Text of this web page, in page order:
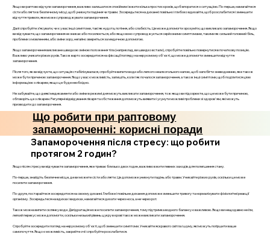
Якщо ви раптово відчули запаморочення, важливо залишатися спокійним і вжити кілька простих кроків, щоб впоратися з ситуацією. По-перше, намагайтеся
сісти або лягти в безпечному місці, щоб уникнути падіння чи травм. Зосередьтеся на диханні: повільно і глибоко вдихайте, щоб розслабитися і зменшити
відчуття тривоги, яке може супроводжувати запаморочення.
Далі спробуйте з’ясувати, чи є у вас інші симптоми, такі як нудота, потіння, або слабкість. Це може допомогти зрозуміти, що викликало запаморочення. Якщо
ви відчуваєте, що запаморочення не зникає або посилюється, або якщо воно супроводжується серйозними симптомами, такими як сильний головний біль,
проблеми з мовленням, або зміни зору, негайно зверніться за медичною допомогою.
Якщо запаморочення викликане швидкою зміною положення тіла (наприклад, ви швидко встали), спробуйте повільно повернутися в початкову позицію.
Важливо уникати різких рухів. Також варто зосередитися на фіксації погляду на нерухомому об'єкті, що може допомогти зменшити відчуття
запаморочення.
Після того, як ви відчуєте, що ситуація стабілізувалася, спробуйте випити води або легкого неалкогольного напою, щоб запобігти зневодненню, яке також
може бути причиною запаморочення. Якщо у вас є можливість, запишіть, коли і як почалося запаморочення, а також інші симптоми, щоб поділитися цією
інформацією з лікарем, якщо це буде необхідно.
Не забувайте, що деякі медикаменти або зміни в режимі дня можуть викликати запаморочення, тож якщо ви підозрюєте, що це може бути причиною,
обговоріть це з лікарем. Регулярні відвідування лікаря та обстеження допоможуть виявити і усунути можливі проблеми зі здоров'ям, які можуть
призводити до запаморочення.
Що робити при раптовому
запамороченні: корисні поради
Запаморочення після стресу: що робити
протягом 2 годин?
Якщо після стресу ви відчуваєте запаморочення, яке триває близько двох годин, важливо вжити певних заходів для полегшення стану.
По-перше, знайдіть безпечне місце, де ви можете сісти або лягти. Це допоможе уникнути падінь або травм. Уникайте різких рухів, оскільки це може
посилити запаморочення.
По-друге, постарайтеся зосередитися на своєму диханні. Глибоке і повільне дихання допоможе зменшити тривогу та нормалізувати фізіологічні реакції
організму. Зосередьтеся на вдихах і видихах, намагайтеся дихати через носа, а не через рот.
Також можна випити склянку води. Дегідратація може посилити запаморочення, тому підтримка водного балансу є важливою. Якщо ви нещодавно не їли,
легкий перекус може допомогти, оскільки низький рівень цукру в крові також може викликати запаморочення.
Спробуйте зосередити погляд на нерухомому об'єкті, щоб зменшити симптоми. Уникайте яскравого світла і шуму, які можуть погіршити ваше
самопочуття. Якщо є можливість, закрийте очі і спробуйте розслабитися.